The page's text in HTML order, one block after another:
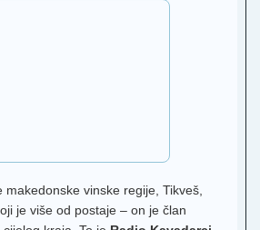
makedonske vinske regije, Tikveš,
je više od postaje – on je član